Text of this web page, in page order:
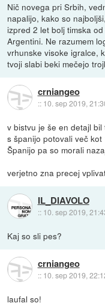
Nič novega pri Srbih,
napalijo, kako so
izpred 2 let bolj timska
Argentini. Ne razumem
vrhunske visoke igralce,
tvoji slabi beki mečejo
crniangeo
:: 10. sep 2019,
v bistvu je še en detajl
s španijo potovali več
Španijo pa so morali
verjetno zna precej
IL_DIAVOLO
:: 10. sep 2019,
Kaj so sli pes?
crniangeo
:: 10. sep 2019,
laufal so!